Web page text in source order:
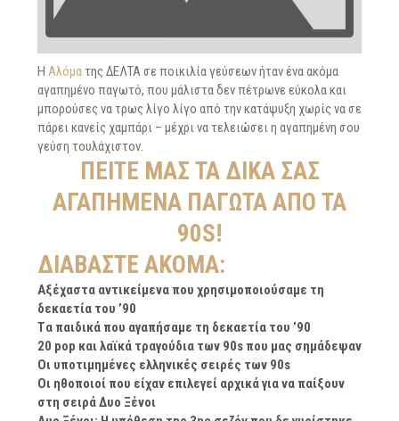
Η Αλόματης ΔΕΛΤΑ σε ποικιλία γεύσεων ήταν ένα ακόμα
αγαπημένο παγωτό, που μάλιστα δεν πέτρωνε εύκολα και
μπορούσες να τρως λίγο λίγο από την κατάψυξη χωρίς να σε
πάρει κανείς χαμπάρι – μέχρι να τελειώσει η αγαπημένη σου
γεύση τουλάχιστον.
ΠΕΊΤΕ ΜΑΣ ΤΑ ΔΙΚΆ ΣΑΣ
ΑΓΑΠΗΜΈΝΑ ΠΑΓΩΤΆ ΑΠΌ ΤΑ
90S!
ΔΙΑΒΆΣΤΕ ΑΚΌΜΑ:
Aξέχαστα αντικείμενα που χρησιμοποιούσαμε τη
δεκαετία του ’90
Tα παιδικά που αγαπήσαμε τη δεκαετία του ’90
20 pop και λαϊκά τραγούδια των 90s που μας σημάδεψαν
Οι υποτιμημένες ελληνικές σειρές των 90s
Οι ηθοποιοί που είχαν επιλεγεί αρχικά για να παίξουν
στη σειρά Δυο Ξένοι